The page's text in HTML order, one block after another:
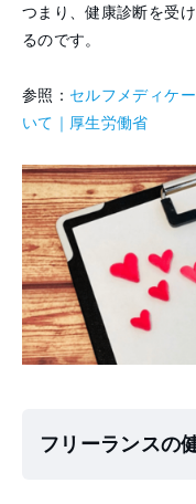
つまり、健康診断を受
るのです。
参照： セルフメディケ
いて｜厚生労働省
フリーランスの